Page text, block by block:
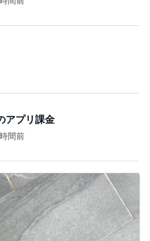
ル
む
ていたお菓子